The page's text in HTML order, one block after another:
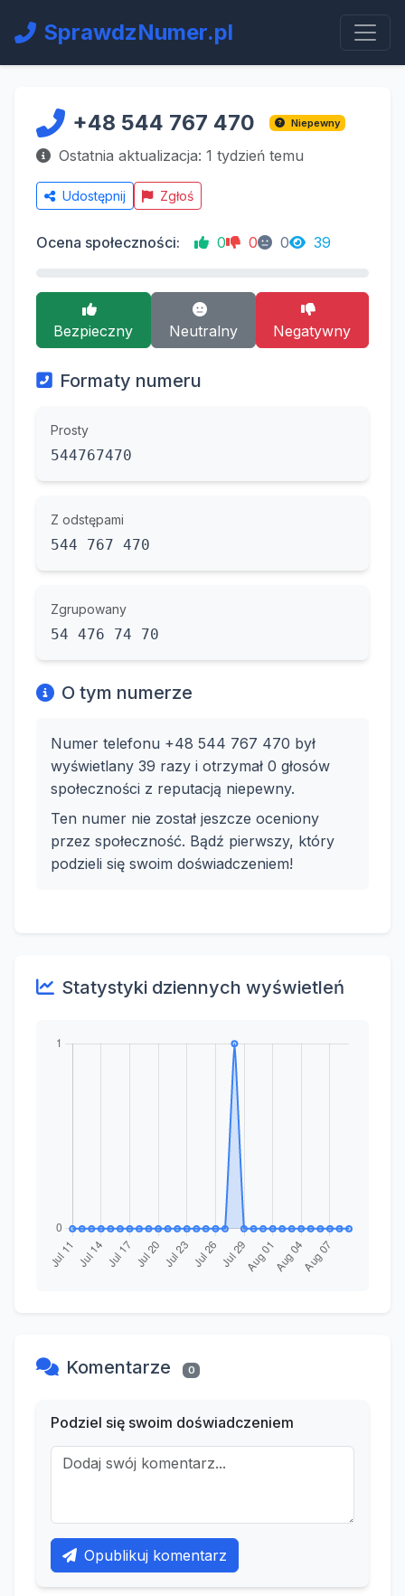
SprawdzNumer.pl
+48 544 767 470 Niepewny
Ostatnia aktualizacja: 1 tydzień temu
Udostępnij Zgłoś
Ocena społeczności: 0 0 0 39
Bezpieczny Neutralny Negatywny
Formaty numeru
Prosty
544767470
Z odstępami
544 767 470
Zgrupowany
54 476 74 70
O tym numerze
Numer telefonu +48 544 767 470 był
wyświetlany 39 razy i otrzymał 0 głosów
społeczności z reputacją niepewny.
Ten numer nie został jeszcze oceniony
przez społeczność. Bądź pierwszy, który
podzieli się swoim doświadczeniem!
Statystyki dziennych wyświetleń
Komentarze 0
Podziel się swoim doświadczeniem
Opublikuj komentarz